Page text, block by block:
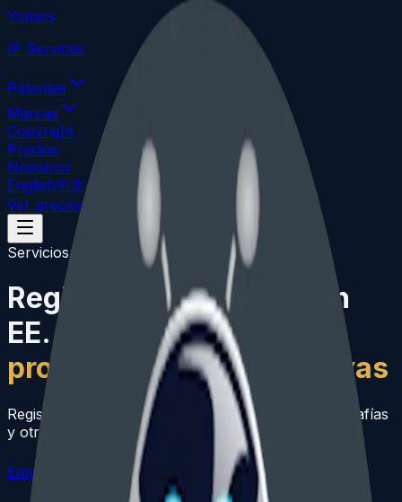
Yomics
IP Services
Patentes
Marcas
Copyright
Precios
Nosotros
English中文
Ver precios
Servicios de copyright
Registro de copyright en
EE. UU.
proteja sus obras creativas
Registro para software, textos, música, arte, fotografías
y otros contenidos; apoyo para registro CBP IPR.
Empezar registro